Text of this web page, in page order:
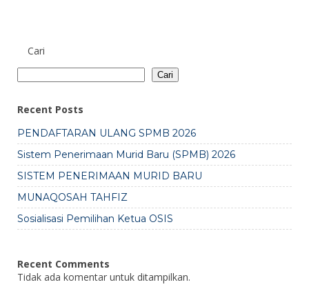
Cari
Cari
Recent Posts
PENDAFTARAN ULANG SPMB 2026
Sistem Penerimaan Murid Baru (SPMB) 2026
SISTEM PENERIMAAN MURID BARU
MUNAQOSAH TAHFIZ
Sosialisasi Pemilihan Ketua OSIS
Recent Comments
Tidak ada komentar untuk ditampilkan.